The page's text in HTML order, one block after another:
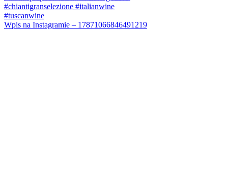
Wpis na Instagramie – 17871066846491219